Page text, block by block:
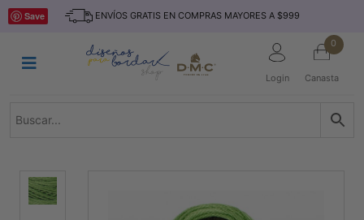
Saltar
ENVÍOS GRATIS EN COMPRAS MAYORES A $999
Login
0
Canasta
INICIO
TEJIDO
TELAS
Save